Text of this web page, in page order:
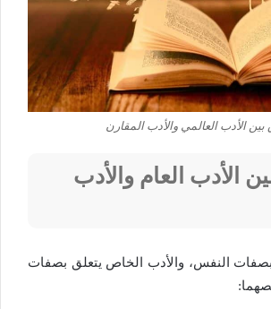
بين الأدب العالمي والأدب المقارن
الأدب العام والأدب
بصفات النفس، والأدب الخاص يتعلق بصفات